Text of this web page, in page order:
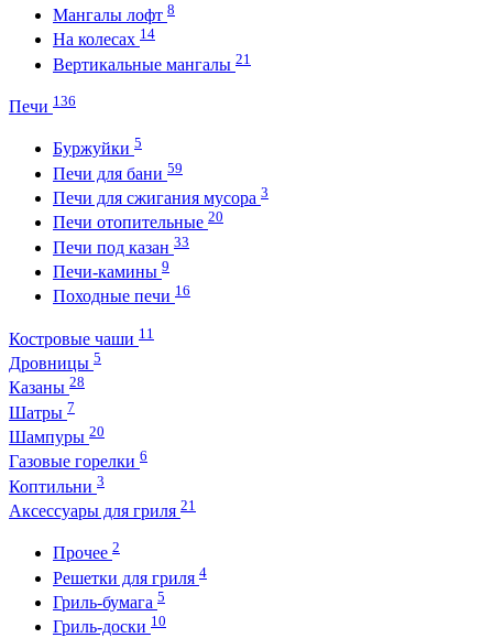
Мангалы лофт 8
На колесах 14
Вертикальные мангалы 21
Печи 136
Буржуйки 5
Печи для бани 59
Печи для сжигания мусора 3
Печи отопительные 20
Печи под казан 33
Печи-камины 9
Походные печи 16
Костровые чаши 11
Дровницы 5
Казаны 28
Шатры 7
Шампуры 20
Газовые горелки 6
Коптильни 3
Аксессуары для гриля 21
Прочее 2
Решетки для гриля 4
Гриль-бумага 5
Гриль-доски 10